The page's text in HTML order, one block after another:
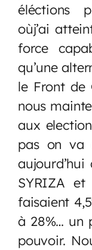
éléctions
oùj’ai
force
qu’une
le Front de
nous
aux
pas on va
aujourd’hui
SYRIZA
faisaient
à 28%… un
pouvoir.